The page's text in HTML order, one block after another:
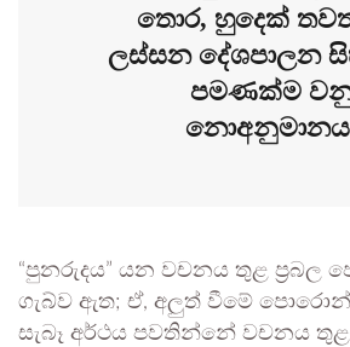
තොර, හුදෙක්
ලස්සන දේශපාලන
පමණක්ම
“පුනරුදය” යන වචනය තුළ ප්‍රබල
ගැබ්ව ඇත; ඒ, අලුත් වීමේ
සැබෑ අර්ථය පවතින්නේ වචනය